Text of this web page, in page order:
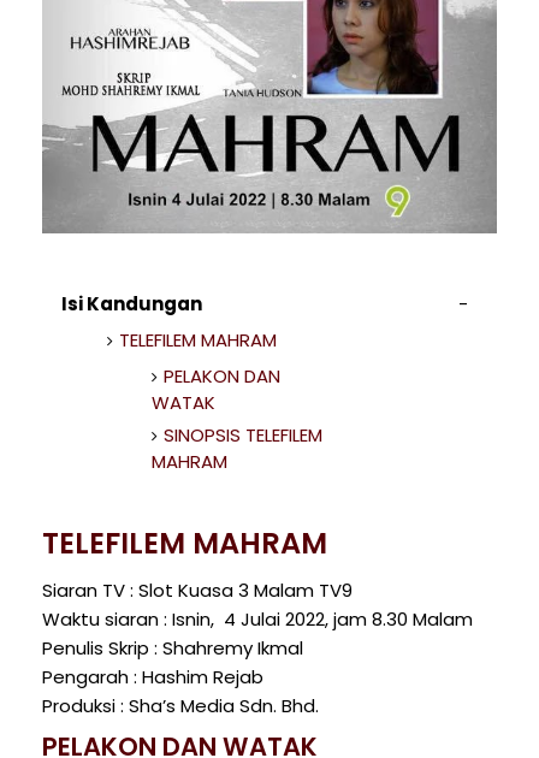
Isi Kandungan
TELEFILEM MAHRAM
PELAKON DAN
WATAK
SINOPSIS TELEFILEM
MAHRAM
TELEFILEM MAHRAM
Siaran TV : Slot Kuasa 3 Malam TV9
Waktu siaran : Isnin, 4 Julai 2022, jam 8.30 Malam
Penulis Skrip : Shahremy Ikmal
Pengarah : Hashim Rejab
Produksi : Sha’s Media Sdn. Bhd.
PELAKON DAN WATAK